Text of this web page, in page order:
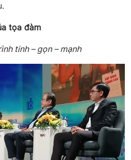
tọa đàm
tinh – gọn – mạnh